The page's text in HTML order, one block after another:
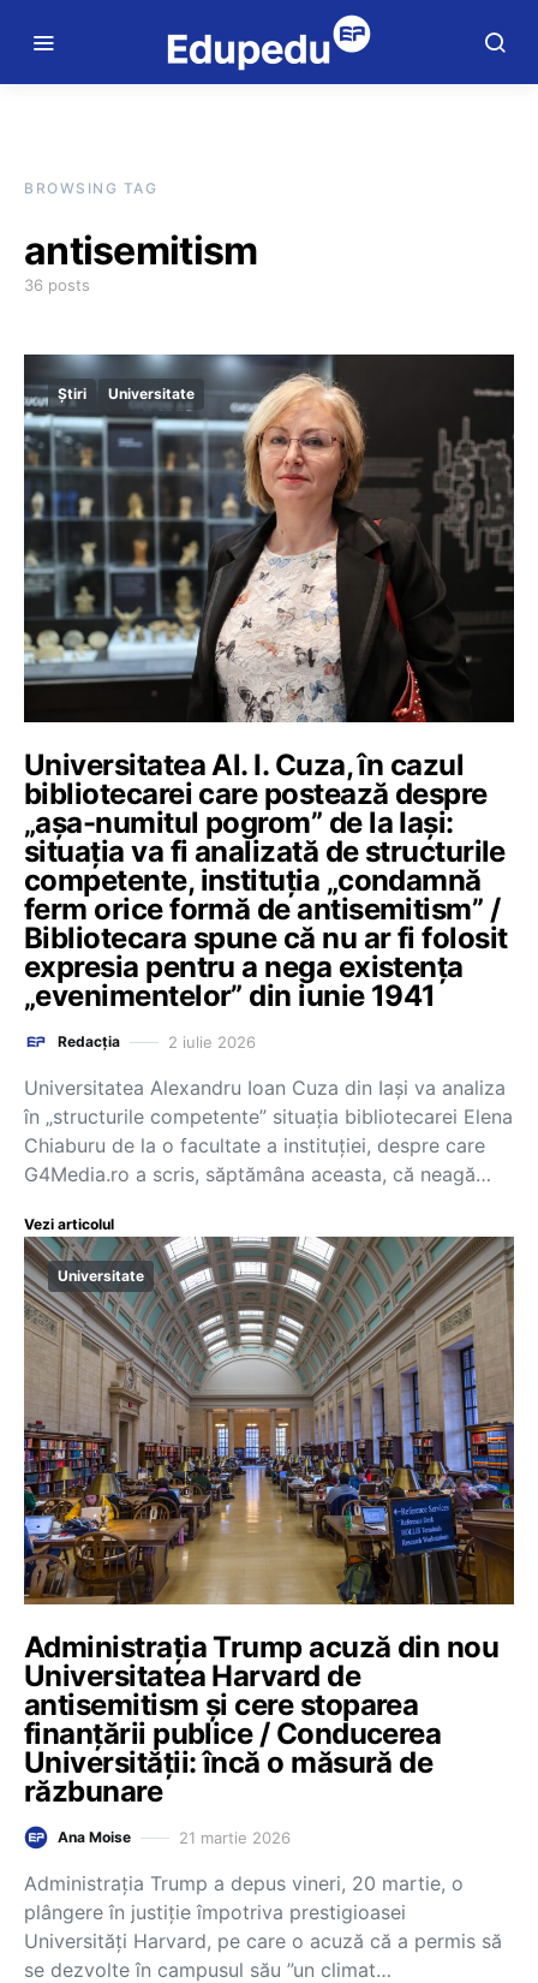
BROWSING TAG
antisemitism
36 posts
Știri Universitate
Universitatea Al. I. Cuza, în cazul
bibliotecarei care postează despre
„așa-numitul pogrom” de la Iași:
situația va fi analizată de structurile
competente, instituția „condamnă
ferm orice formă de antisemitism” /
Bibliotecara spune că nu ar fi folosit
expresia pentru a nega existența
„evenimentelor” din iunie 1941
Redacția 2 iulie 2026
Universitatea Alexandru Ioan Cuza din Iași va analiza
în „structurile competente” situația bibliotecarei Elena
Chiaburu de la o facultate a instituției, despre care
G4Media.ro a scris, săptămâna aceasta, că neagă…
Vezi articolul
Universitate
Administrația Trump acuză din nou
Universitatea Harvard de
antisemitism și cere stoparea
finanțării publice / Conducerea
Universității: încă o măsură de
răzbunare
Ana Moise 21 martie 2026
Administraţia Trump a depus vineri, 20 martie, o
plângere în justiţie împotriva prestigioasei
Universităţi Harvard, pe care o acuză că a permis să
se dezvolte în campusul său ”un climat…